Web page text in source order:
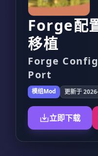
Forge配
移植
Forge
Port
模组Mod 更新于
立即下载